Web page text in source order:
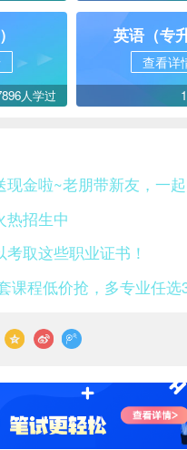
人学过
英语（专
查看详
现金啦~老朋带新友，一起
热招生中
考取这些职业证书！
课程低价抢，多专业任选